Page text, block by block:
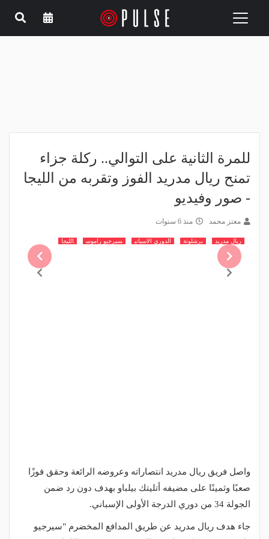
Toggle
للمرة الثانية على التوالي.. ركلة جزاء
تمنح ريال مدريد الفوز وتقربه من الليجا
- صور وفيديو
معتز محمد منذ 6 سنوات
ريال مدريد برشلونة الدوري الاسباني سيرجيو راموس الليجا
واصل فريق ريال مدريد انتصاراته وعروضه الرائعة وحقق فوزًا
صعبًا وثمينًا على مضيفه أتليتك بيلباو بهدف دون رد ضمن
الجولة 34 من دوري الدرجة الأولى الإسباني.
جاء هدف ريال مدريد عن طريق المدافع المخضرم "سيرجيو